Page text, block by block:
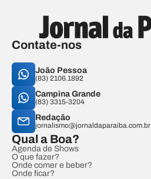
Contate-nos
João Pessoa
(83) 2106.1892
Campina Grande
(83) 3315-3204
Redação
jornalismo@jornaldaparaiba.com.br
Qual a Boa?
Agenda de Shows
O que fazer?
Onde comer e beber?
Onde ficar?